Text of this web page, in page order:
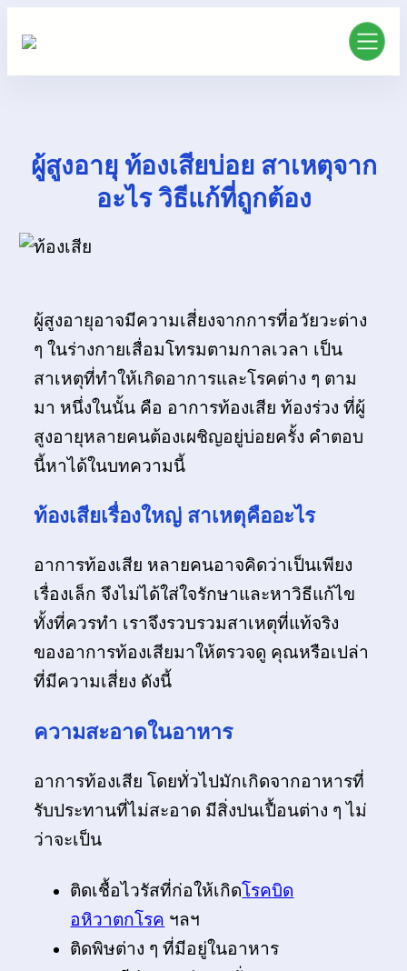
ผู้สูงอายุ ท้องเสียบ่อย สาเหตุจาก
อะไร วิธีแก้ที่ถูกต้อง
ผู้สูงอายุอาจมีความเสี่ยงจากการที่อวัยวะต่าง
ๆ ในร่างกายเสื่อมโทรมตามกาลเวลา เป็น
สาเหตุที่ทำให้เกิดอาการและโรคต่าง ๆ ตาม
มา หนึ่งในนั้น คือ อาการท้องเสีย ท้องร่วง ที่ผู้
สูงอายุหลายคนต้องเผชิญอยู่บ่อยครั้ง คำตอบ
นี้หาได้ในบทความนี้
ท้องเสียเรื่องใหญ่ สาเหตุคืออะไร
อาการท้องเสีย หลายคนอาจคิดว่าเป็นเพียง
เรื่องเล็ก จึงไม่ได้ใส่ใจรักษาและหาวิธีแก้ไข
ทั้งที่ควรทำ เราจึงรวบรวมสาเหตุที่แท้จริง
ของอาการท้องเสียมาให้ตรวจดู คุณหรือเปล่า
ที่มีความเสี่ยง ดังนี้
ความสะอาดในอาหาร
อาการท้องเสีย โดยทั่วไปมักเกิดจากอาหารที่
รับประทานที่ไม่สะอาด มีสิ่งปนเปื้อนต่าง ๆ ไม่
ว่าจะเป็น
ติดเชื้อไวรัสที่ก่อให้เกิดโรคบิด
อหิวาตกโรค ฯลฯ
ติดพิษต่าง ๆ ที่มีอยู่ในอาหาร